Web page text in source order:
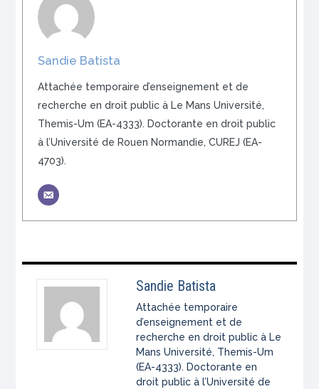
Sandie Batista
Attachée temporaire d’enseignement et de
recherche en droit public à Le Mans Université,
Themis-Um (EA-4333). Doctorante en droit public
à l’Université de Rouen Normandie, CUREJ (EA-
4703).
Sandie Batista
Attachée temporaire
d’enseignement et de
recherche en droit public à Le
Mans Université, Themis-Um
(EA-4333). Doctorante en
droit public à l’Université de